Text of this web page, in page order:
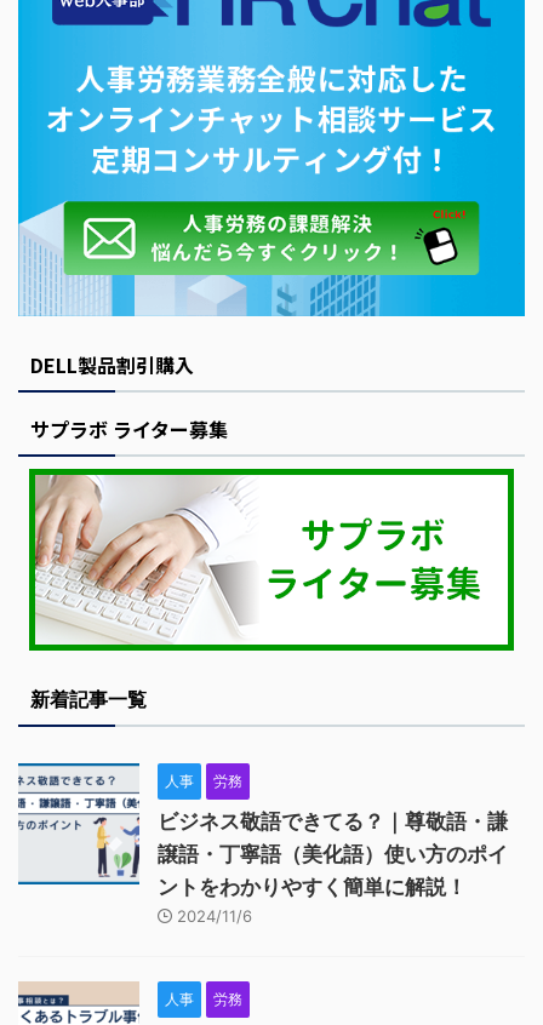
DELL製品割引購入
サプラボ ライター募集
新着記事一覧
人事 労務
ビジネス敬語できてる？｜尊敬語・謙
譲語・丁寧語（美化語）使い方のポイ
ントをわかりやすく簡単に解説！
2024/11/6
人事 労務